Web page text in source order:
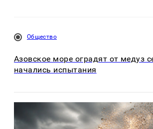
Общество
Азовское море оградят от медуз
начались испытания